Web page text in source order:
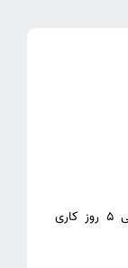
احتراما تنظیم انگیزه نامه در بازه زمان 3الی 5 روز کاری